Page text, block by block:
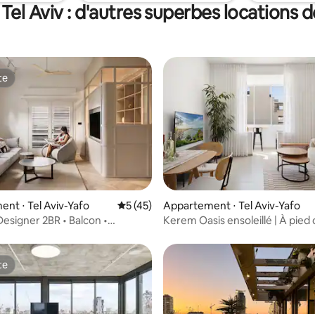
Aviv : d'autres superbes locations
sur la base de 4 commentaires : 5 sur 5
⋅ Tel Aviv-Yafo Évaluation moyenne sur la base de 45
5 (45)
2BR • Balcon •
Appartement ⋅ Tel Aviv-Yafo
Kerem Oasis ensoleillé | À pied